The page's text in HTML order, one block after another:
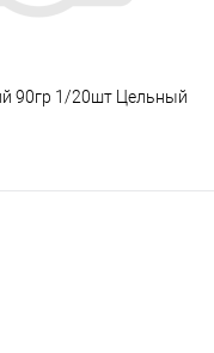
90гр 1/20шт Цельный